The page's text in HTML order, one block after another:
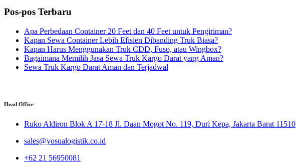
Pos-pos Terbaru
Apa Perbedaan Container 20 Feet dan 40 Feet untuk Pengiriman?
Kapan Sewa Container Lebih Efisien Dibanding Truk Biasa?
Kapan Harus Menggunakan Truk CDD, Fuso, atau Wingbox?
Bagaimana Memilih Jasa Sewa Truk Kargo Darat yang Aman?
Sewa Truk Kargo Darat Aman dan Terjadwal
Head Office
Ruko Aldiron Blok A 17-18 Jl. Daan Mogot No. 119, Duri Kepa, Jakarta Barat 11510
sales@yosualogistik.co.id
+62 21 56950081